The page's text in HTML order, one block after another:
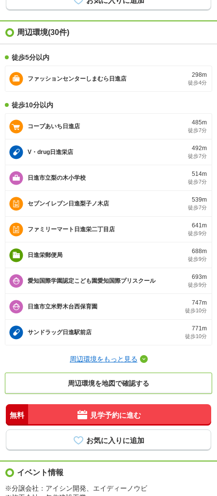
周辺環境(30件)
徒歩5分以内
ファッションセンターしまむら日進店
298m
徒歩4分
徒歩10分以内
コープあいち日進店
485m
徒歩7分
V・drug日進栄店
492m
徒歩7分
日進市立梨の木小学校
514m
徒歩7分
セブンイレブン日進梨子ノ木店
539m
徒歩7分
ファミリーマート日進栄二丁目店
641m
徒歩9分
日進栄郵便局
688m
徒歩9分
愛知国際学園認定こども園愛知国際プリスクール
693m
徒歩9分
日進市立米野木台西保育園
747m
徒歩10分
サンドラッグ日進駅前店
771m
徒歩10分
周辺環境をもっと見る
周辺環境を地図で確認する
無料 見学予約に進む
イベント情報
※分譲会社：アイシン開発、エイディーノウビ